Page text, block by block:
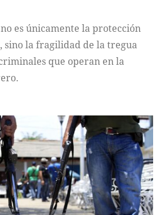
es únicamente la protección
la fragilidad de la tregua
que operan en la